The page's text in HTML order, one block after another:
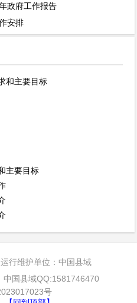
政府工作报告
安排
和主要目标
主要目标
行维护单位：中国县域
国县域QQ:1581746470
号